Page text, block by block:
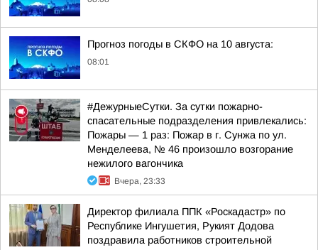
Прогноз погоды в СКФО на 10 августа:
08:01
#ДежурныеСутки. За сутки пожарно-
спасательные подразделения привлекались:
Пожары — 1 раз: Пожар в г. Сунжа по ул.
Менделеева, № 46 произошло возгорание
нежилого вагончика
Вчера, 23:33
Директор филиала ППК «Роскадастр» по
Республике Ингушетия, Рукият Додова
поздравила работников строительной